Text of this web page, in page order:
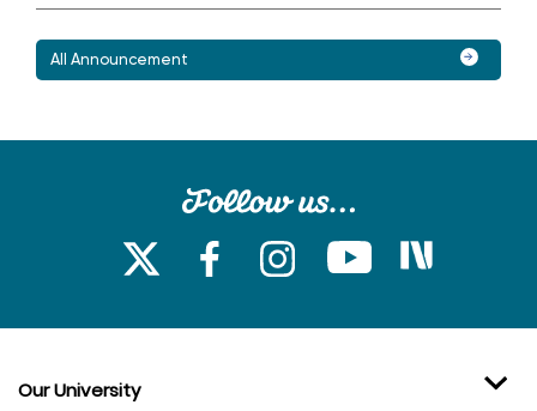
All Announcement
Our University